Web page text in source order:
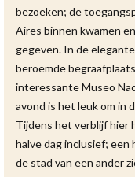
bezoeken; de
Aires binnen kwamen
gegeven. In de
beroemde
interessante Museo
avond is het leuk om in
Tijdens het verblijf hier
halve dag inclusief; een
de stad van een ander